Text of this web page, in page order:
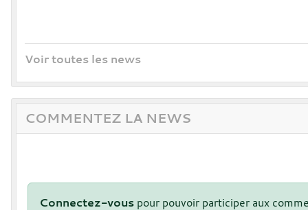
Voir toutes les news
COMMENTEZ LA NEWS
Connectez-vous pour pouvoir participer aux